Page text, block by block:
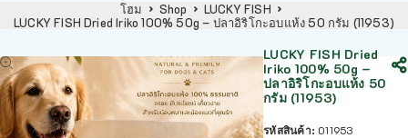
โฮม Shop
LUCKY FISH
LUCKY FISH Dried Iriko 100% 50g – ปลาอิริโกะอบแห้ง 50 กรัม (11953)
LUCKY FISH Dried
Iriko 100% 50g –
ปลาอิริโกะอบแห้ง 50
กรัม (11953)
รหัสสินค้า: 011953